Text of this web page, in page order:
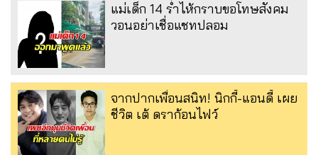
แม่เด็ก 14 ร่ำไห้กราบขอโทษสังคม
วอนอย่าเชื่อแชทปลอม
จากปากเพื่อนสนิท! นิกกี้-แอนดี้ เผย
ชีวิต เต้ ดราก้อนไฟว์